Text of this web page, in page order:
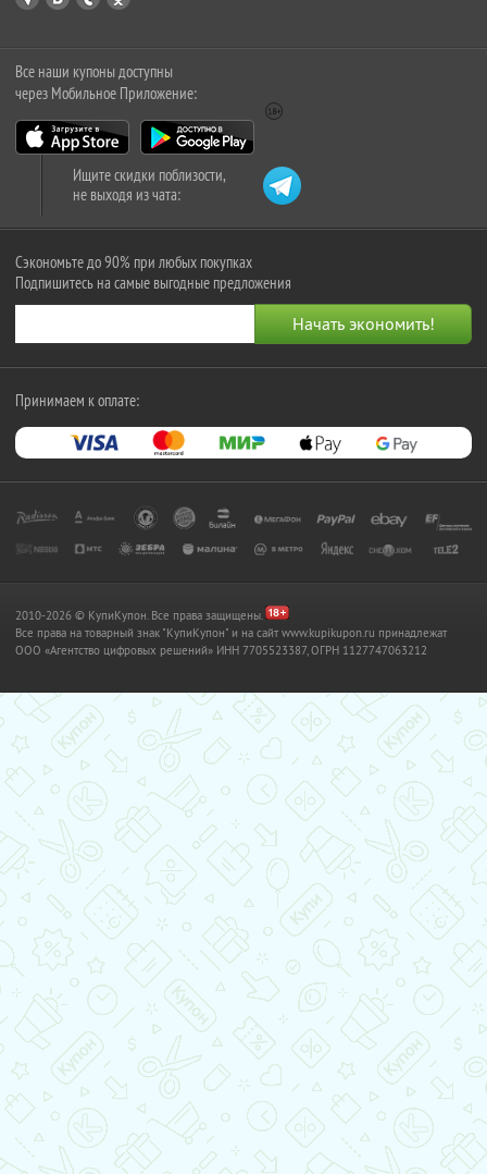
Все наши купоны доступны
через Мобильное Приложение:
Ищите скидки поблизости,
не выходя из чата:
Сэкономьте до 90% при любых покупках
Подпишитесь на самые выгодные предложения
Принимаем к оплате:
2010-2026 © КупиКупон. Все права защищены.
Все права на товарный знак "КупиКупон" и на сайт www.kupikupon.ru принадлежат
OOO «Агентство цифровых решений» ИНН 7705523387, ОГРН 1127747063212